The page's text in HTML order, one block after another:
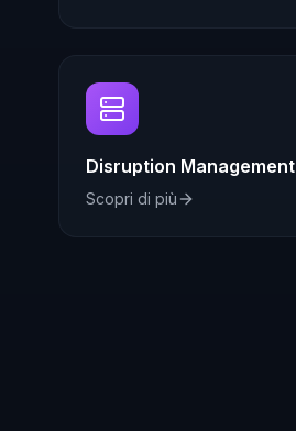
Disruption Management
Scopri di più